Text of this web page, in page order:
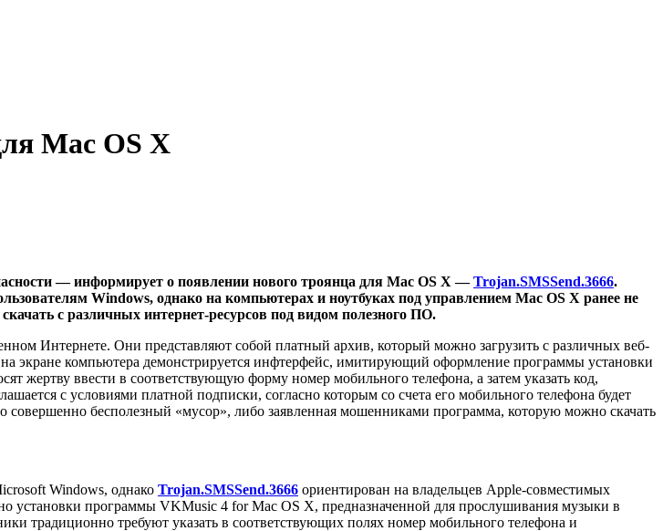
Mac OS X
— информирует о появлении нового троянца для Mac OS X —Trojan.SMSSend.3666.
Windows, однако на компьютерах и ноутбуках под управлением Mac OS X ранее не
с различных интернет-ресурсов под видом полезного ПО.
Интернете. Они представляют собой платный архив, который можно загрузить с различных веб-
экране компьютера демонстрируется инфтерфейс, имитирующий оформление программы установки
ввести в соответствующую форму номер мобильного телефона, а затем указать код,
с условиями платной подписки, согласно которым со счета его мобильного телефона будет
совершенно бесполезный «мусор», либо заявленная мошенниками программа, которую можно скачать
Windows, однако Trojan.SMSSend.3666 ориентирован на владельцев Apple-совместимых
установки программы VKMusic 4 for Mac OS X, предназначенной для прослушивания музыки в
традиционно требуют указать в соответствующих полях номер мобильного телефона и